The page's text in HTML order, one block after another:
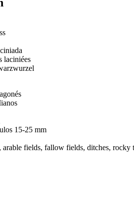
laciniées
15-25 mm
arable fields, fallow fields, ditches, rocky